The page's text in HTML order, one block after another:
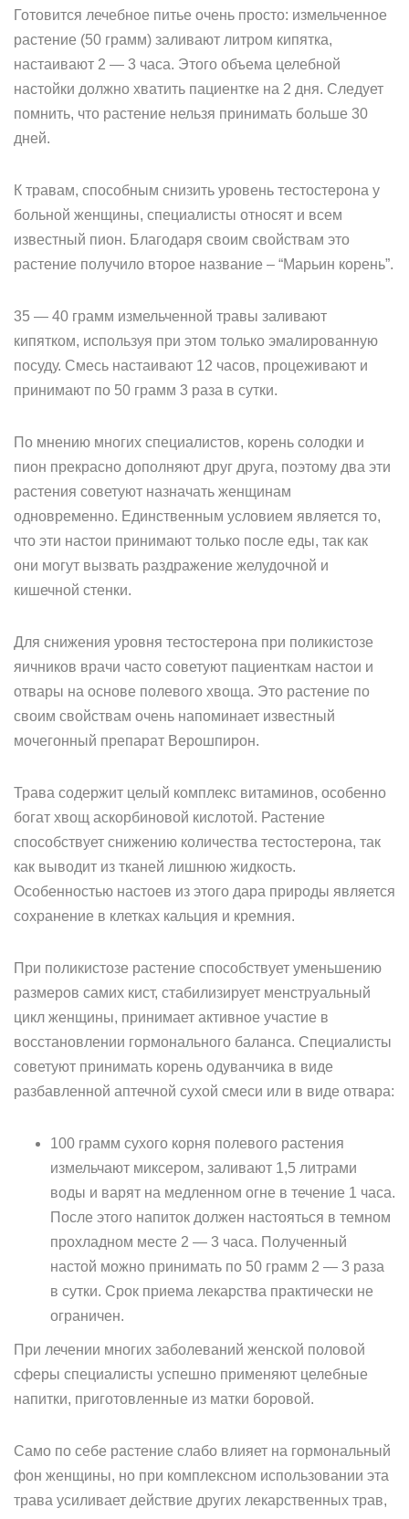
Готовится лечебное питье очень просто: измельченное
растение (50 грамм) заливают литром кипятка,
настаивают 2 — 3 часа. Этого объема целебной
настойки должно хватить пациентке на 2 дня. Следует
помнить, что растение нельзя принимать больше 30
дней.
К травам, способным снизить уровень тестостерона у
больной женщины, специалисты относят и всем
известный пион. Благодаря своим свойствам это
растение получило второе название – “Марьин корень”.
35 — 40 грамм измельченной травы заливают
кипятком, используя при этом только эмалированную
посуду. Смесь настаивают 12 часов, процеживают и
принимают по 50 грамм 3 раза в сутки.
По мнению многих специалистов, корень солодки и
пион прекрасно дополняют друг друга, поэтому два эти
растения советуют назначать женщинам
одновременно. Единственным условием является то,
что эти настои принимают только после еды, так как
они могут вызвать раздражение желудочной и
кишечной стенки.
Для снижения уровня тестостерона при поликистозе
яичников врачи часто советуют пациенткам настои и
отвары на основе полевого хвоща. Это растение по
своим свойствам очень напоминает известный
мочегонный препарат Верошпирон.
Трава содержит целый комплекс витаминов, особенно
богат хвощ аскорбиновой кислотой. Растение
способствует снижению количества тестостерона, так
как выводит из тканей лишнюю жидкость.
Особенностью настоев из этого дара природы является
сохранение в клетках кальция и кремния.
При поликистозе растение способствует уменьшению
размеров самих кист, стабилизирует менструальный
цикл женщины, принимает активное участие в
восстановлении гормонального баланса. Специалисты
советуют принимать корень одуванчика в виде
разбавленной аптечной сухой смеси или в виде отвара:
100 грамм сухого корня полевого растения
измельчают миксером, заливают 1,5 литрами
воды и варят на медленном огне в течение 1 часа.
После этого напиток должен настояться в темном
прохладном месте 2 — 3 часа. Полученный
настой можно принимать по 50 грамм 2 — 3 раза
в сутки. Срок приема лекарства практически не
ограничен.
При лечении многих заболеваний женской половой
сферы специалисты успешно применяют целебные
напитки, приготовленные из матки боровой.
Само по себе растение слабо влияет на гормональный
фон женщины, но при комплексном использовании эта
трава усиливает действие других лекарственных трав,